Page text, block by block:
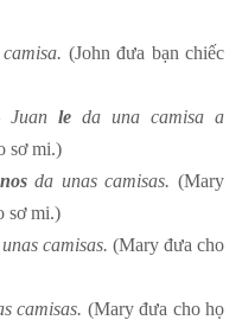
(John đưa bạn chiếc
Juan le da una camisa a
sơ mi.)
nos da unas camisas. (Mary
sơ mi.)
camisas. (Mary đưa cho
camisas. (Mary đưa cho họ